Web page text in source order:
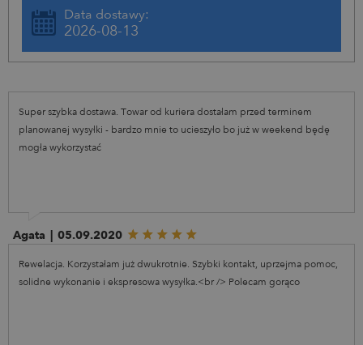
Data dostawy:
2026-08-13
Super szybka dostawa. Towar od kuriera dostałam przed terminem
planowanej wysyłki - bardzo mnie to ucieszyło bo już w weekend będę
mogła wykorzystać
Agata | 05.09.2020
Rewelacja. Korzystałam już dwukrotnie. Szybki kontakt, uprzejma pomoc,
solidne wykonanie i ekspresowa wysyłka.<br /> Polecam gorąco